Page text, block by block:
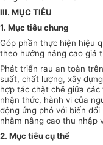
III. MỤC TIÊU
1. Mục tiêu chung
Góp phần thực hiện hiệu
theo hướng nâng cao giá
Phát triển rau an toàn
suất, chất lượng, xây
hợp tác chặt chẽ giữa
nhận thức, hành vi của
động ứng phó với biến đổi
nhằm nâng cao thu nhập
2. Mục tiêu cụthể